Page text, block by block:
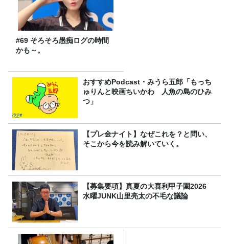
#69 そろそろ愚痴ログの時間
かも～。
おすすめPodcast・みうら五郎「もっち
ゅりんと映画ちいかわ 人魚の島のひみ
つ」
【プレ金ナイト】なぜこれを？と問い、
そこから今を読み解いていく。
【募集要項】真夏の大喜利甲子園2026
水曜JUNK山里亮太の不毛な議論